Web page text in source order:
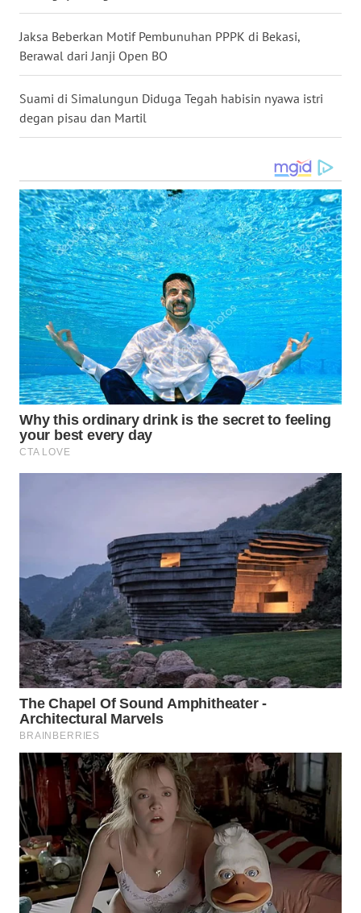
Jaksa Beberkan Motif Pembunuhan PPPK di Bekasi,
Berawal dari Janji Open BO
Suami di Simalungun Diduga Tegah habisin nyawa istri
degan pisau dan Martil
WN
KALTARA
WN
WN
SULSEL
WN
GORONTALO
WN
SULUT
WN
MALUKU
WN
TOBA
WN
NIAS
WN
LANGKAT
WN
TAPANULI
SELATAN
WN
TANJUNG
LESUNG